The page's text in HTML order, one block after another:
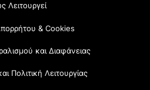
Λειτουργεί
& Cookies
και Διαφάνειας
Πολιτική Λειτουργίας